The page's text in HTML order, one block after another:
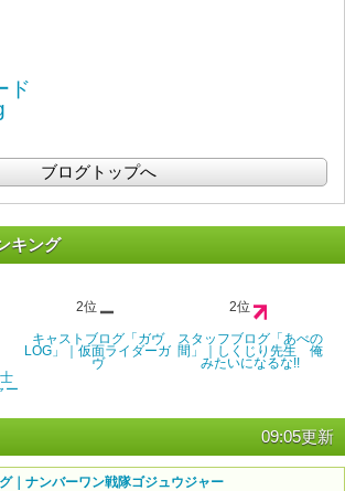
ド
ブログトップへ
キング
ー
2位
キャストブログ「ガヴ
LOG」｜仮面ライダーガ
ヴ
2位
スタッフブログ「あべの
間」｜しくじり先生 俺
みたいになるな!!
09:05更新
｜ナンバーワン戦隊ゴジュウジャー